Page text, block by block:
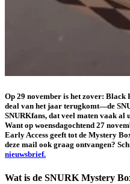
Op 29 november is het zover: Black
deal van het jaar terugkomt—de
SNURKfans, dat veel maten vaak
Want op woensdagochtend 27
Early Access geeft tot de Mystery
deze mail ook graag ontvangen?
nieuwsbrief.
Wat is de SNURK Mystery